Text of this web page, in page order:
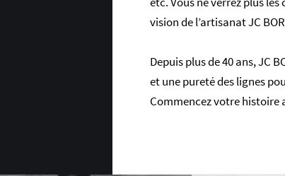
vision de l’artisanat JC
Depuis plus de 40 ans, JC
et une pureté des lignes
Commencez votre histoire